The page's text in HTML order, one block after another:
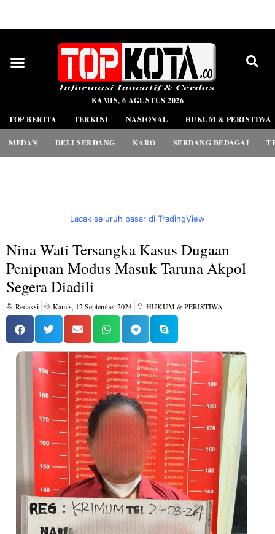
KAMIS, 6 AGUSTUS 2026
TOP BERITA
TERKINI NASIONAL HUKUM & PERISTIWA
MEDAN DELI SERDANG KARO SERDANG BEDAGAI
Lacak seluruh pasar di TradingView
Nina Wati Tersangka Kasus Dugaan
Penipuan Modus Masuk Taruna Akpol
Segera Diadili
Redaksi Kamis, 12 September 2024 HUKUM & PERISTIWA